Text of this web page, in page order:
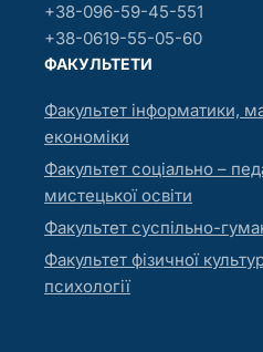
+38-096-59-45-551
+38-0619-55-05-60
ФАКУЛЬТЕТИ
Факультет інформатики,
економіки
Факультет соціально –
мистецької освіти
Факультет суспільно-
Факультет фізичної
психології